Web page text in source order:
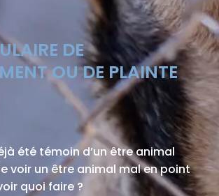
DE
OU DE PLAINTE
été témoin d’un être animal
voir un être animal mal en point
quoi faire ?